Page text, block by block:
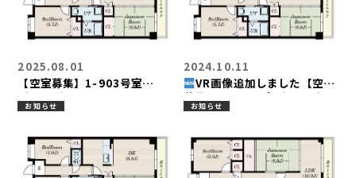
【空室募集】1-903号室
（3LDK）
2025.08.01
お知らせ
VR画像追加しました【空室
募集】2-805号室（3LDK）
2024.10.11
お知らせ